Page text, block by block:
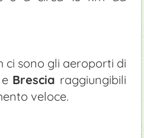
ci sono gli aeroporti di
e Brescia raggiungibili
veloce.